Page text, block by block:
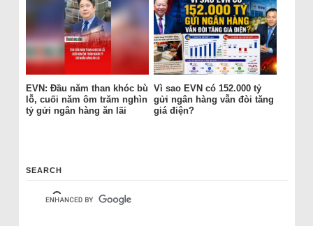
EVN: Đầu năm than khóc bù
lỗ, cuối năm ôm trăm nghìn
tỷ gửi ngân hàng ăn lãi
Vì sao EVN có 152.000 tỷ
gửi ngân hàng vẫn đòi tăng
giá điện?
SEARCH